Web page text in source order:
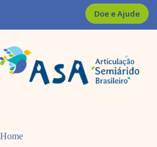
Doe e Ajude
Home